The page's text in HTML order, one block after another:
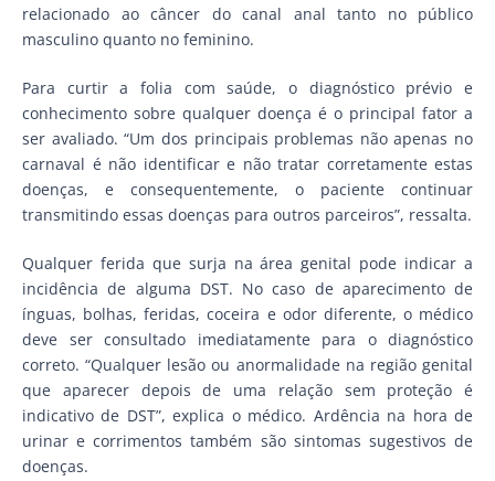
relacionado ao câncer do canal anal tanto no público
masculino quanto no feminino.
Para curtir a folia com saúde, o diagnóstico prévio e
conhecimento sobre qualquer doença é o principal fator a
ser avaliado. “Um dos principais problemas não apenas no
carnaval é não identificar e não tratar corretamente estas
doenças, e consequentemente, o paciente continuar
transmitindo essas doenças para outros parceiros”, ressalta.
Qualquer ferida que surja na área genital pode indicar a
incidência de alguma DST. No caso de aparecimento de
ínguas, bolhas, feridas, coceira e odor diferente, o médico
deve ser consultado imediatamente para o diagnóstico
correto. “Qualquer lesão ou anormalidade na região genital
que aparecer depois de uma relação sem proteção é
indicativo de DST”, explica o médico. Ardência na hora de
urinar e corrimentos também são sintomas sugestivos de
doenças.